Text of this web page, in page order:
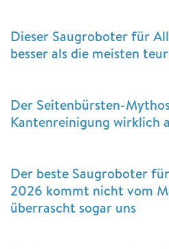
Dieser Saugroboter für
besser als die meisten
Der Seitenbürsten-
Kantenreinigung wirklich
Der beste Saugroboter
2026 kommt nicht vom
überrascht sogar uns